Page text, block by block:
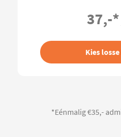
37,-*
Kies
*Eénmalig €35,-